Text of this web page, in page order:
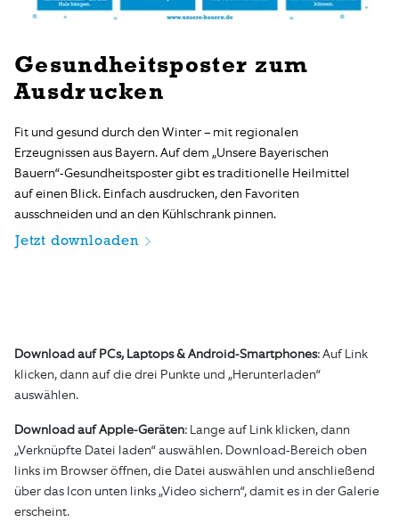
Gesundheitsposter zum
Ausdrucken
Fit und gesund durch den Winter – mit regionalen
Erzeugnissen aus Bayern. Auf dem „Unsere Bayerischen
Bauern“-Gesundheitsposter gibt es traditionelle Heilmittel
auf einen Blick. Einfach ausdrucken, den Favoriten
ausschneiden und an den Kühlschrank pinnen.
Jetzt downloaden
Download auf PCs, Laptops & Android-Smartphones: Auf Link
klicken, dann auf die drei Punkte und „Herunterladen“
auswählen.
Download auf Apple-Geräten: Lange auf Link klicken, dann
„Verknüpfte Datei laden“ auswählen. Download-Bereich oben
links im Browser öffnen, die Datei auswählen und anschließend
über das Icon unten links „Video sichern“, damit es in der Galerie
erscheint.